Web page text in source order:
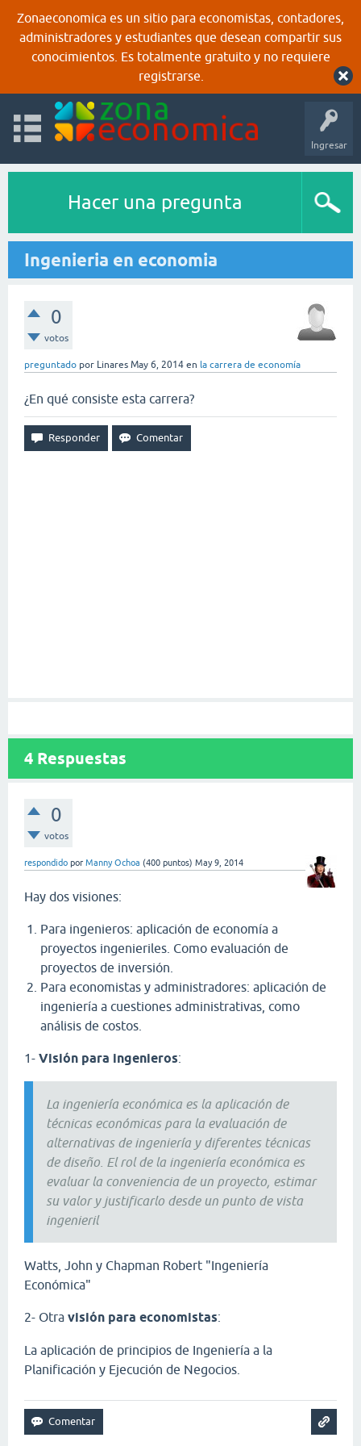
Zonaeconomica es un sitio para economistas, contadores,
administradores y estudiantes que desean compartir sus
conocimientos. Es totalmente gratuito y no requiere
registrarse.
Ingresar
Hacer una pregunta
Ingenieria en economia
0
votos
preguntado por Linares May 6, 2014 en la carrera de economía
¿En qué consiste esta carrera?
4 Respuestas
0
votos
respondido por Manny Ochoa (400 puntos) May 9, 2014
Hay dos visiones:
Para ingenieros: aplicación de economía a
proyectos ingenieriles. Como evaluación de
proyectos de inversión.
Para economistas y administradores: aplicación de
ingeniería a cuestiones administrativas, como
análisis de costos.
1- Visión para ingenieros:
La ingeniería económica es la aplicación de
técnicas económicas para la evaluación de
alternativas de ingeniería y diferentes técnicas
de diseño. El rol de la ingeniería económica es
evaluar la conveniencia de un proyecto, estimar
su valor y justificarlo desde un punto de vista
ingenieril
Watts, John y Chapman Robert "Ingeniería
Económica"
2- Otra visión para economistas:
La aplicación de principios de Ingeniería a la
Planificación y Ejecución de Negocios.